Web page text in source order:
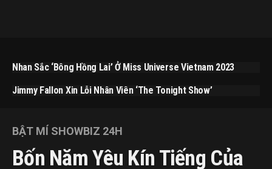
Nhan Sắc ‘bông Hồng Lai’ Ở Miss Universe Vietnam 2023
Jimmy Fallon Xin Lỗi Nhân Viên ‘The Tonight Show’
BẬT MÍ SHOWBIZ 24H
Bốn Năm Yêu Kín Tiếng Của